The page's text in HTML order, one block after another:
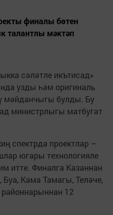
финалы бөтен
талантлы мәктәп
сәләтле икътисад»
узды һәм оригиналь
мәйданчыгы булды. Бу
министрлыгы матбугат
спектрда проектлар –
югары технологияле
итте. Финалга Казаннан
Кама Тамагы, Теләче,
12